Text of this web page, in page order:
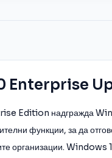
Enterprise
Edition надгражда
функции, за да
организации.